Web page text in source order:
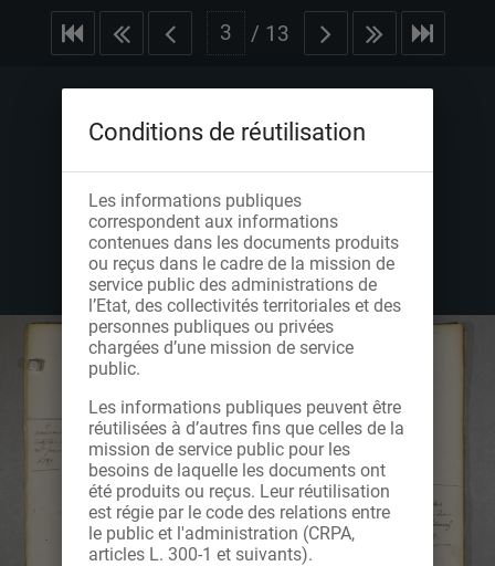
/ 13
Conditions de réutilisation
Les informations publiques
correspondent aux informations
contenues dans les documents produits
ou reçus dans le cadre de la mission de
service public des administrations de
l’Etat, des collectivités territoriales et des
personnes publiques ou privées
chargées d’une mission de service
public.
Les informations publiques peuvent être
réutilisées à d’autres fins que celles de la
mission de service public pour les
besoins de laquelle les documents ont
été produits ou reçus. Leur réutilisation
est régie par le code des relations entre
le public et l'administration (CRPA,
articles L. 300-1 et suivants).